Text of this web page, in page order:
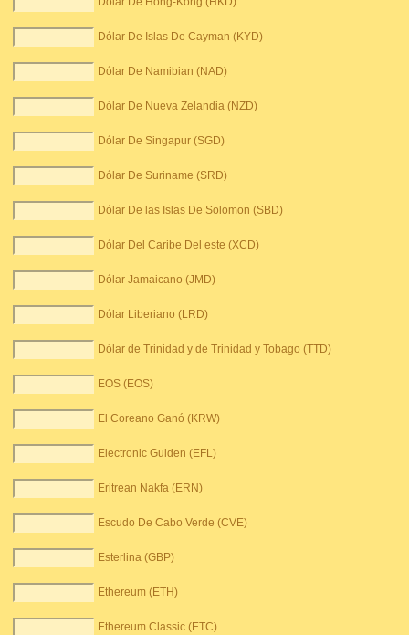
Dólar De Islas De Cayman (KYD)
Dólar De Namibian (NAD)
Dólar De Nueva Zelandia (NZD)
Dólar De Singapur (SGD)
Dólar De Suriname (SRD)
Dólar De las Islas De Solomon (SBD)
Dólar Del Caribe Del este (XCD)
Dólar Jamaicano (JMD)
Dólar Liberiano (LRD)
Dólar de Trinidad y de Trinidad y Tobago (TTD)
EOS (EOS)
El Coreano Ganó (KRW)
Electronic Gulden (EFL)
Eritrean Nakfa (ERN)
Escudo De Cabo Verde (CVE)
Esterlina (GBP)
Ethereum (ETH)
Ethereum Classic (ETC)